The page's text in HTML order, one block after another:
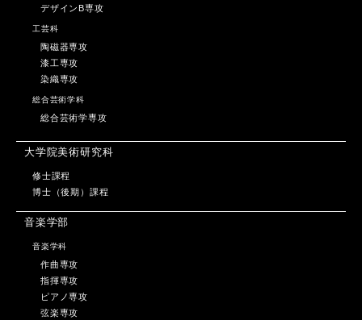
デザインB専攻
工芸科
陶磁器専攻
漆工専攻
染織専攻
総合芸術学科
総合芸術学専攻
大学院美術研究科
修士課程
博士（後期）課程
音楽学部
音楽学科
作曲専攻
指揮専攻
ピアノ専攻
弦楽専攻